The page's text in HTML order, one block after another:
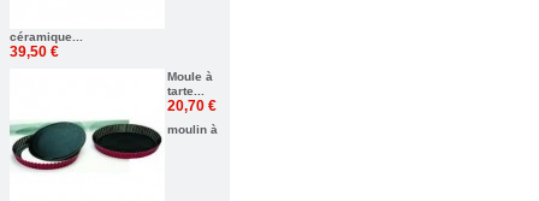
céramique...
39,50 €
Moule à
tarte...
20,70 €
moulin à